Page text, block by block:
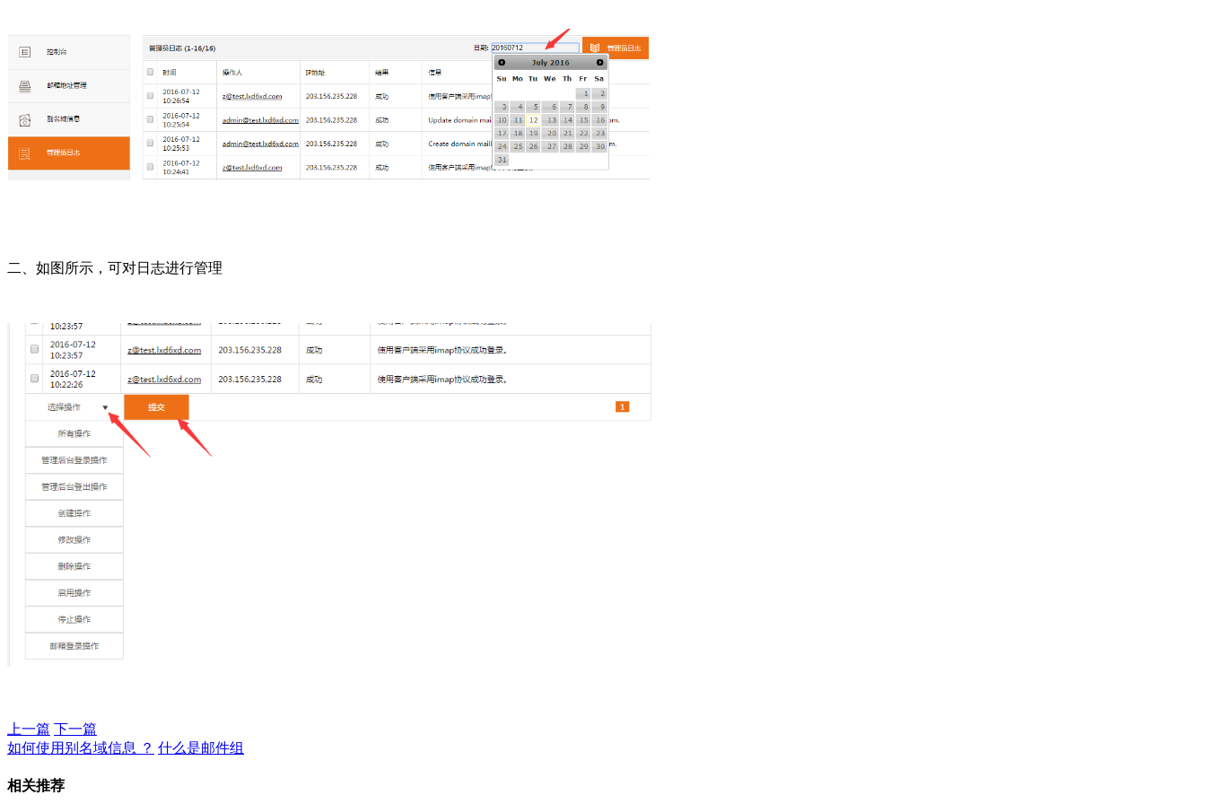
二、如图所示，可对日志进行管理
上一篇 下一篇
如何使用别名域信息 ？ 什么是邮件组
相关推荐